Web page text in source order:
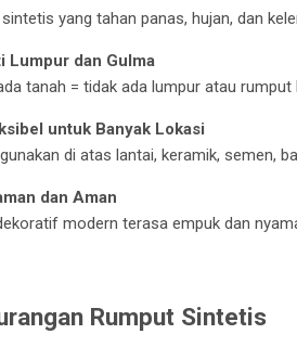
yang tahan panas, hujan, dan
Lumpur dan Gulma
tanah = tidak ada lumpur atau
untuk Banyak Lokasi
di atas lantai, keramik, semen,
dan Aman
modern terasa empuk dan
Rumput Sintetis